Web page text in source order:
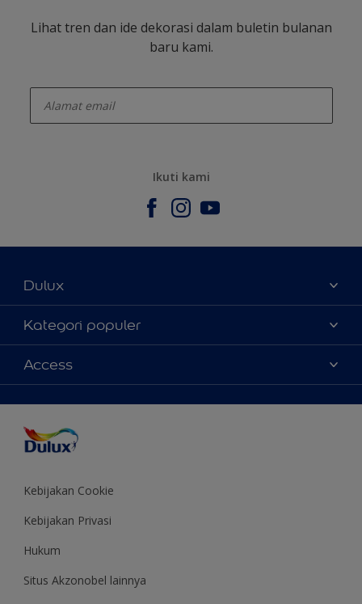
Lihat tren dan ide dekorasi dalam buletin bulanan
baru kami.
Ikuti kami
Dulux
Tentang Kami
Contact us
Temukan toko
Kategori populer
Warna
Produk
Inspirasi
Saran Mendekorasi
Colour of the Year
Access
Kebijakan Cookie
Kebijakan Privasi
Hukum
Situs Akzonobel lainnya